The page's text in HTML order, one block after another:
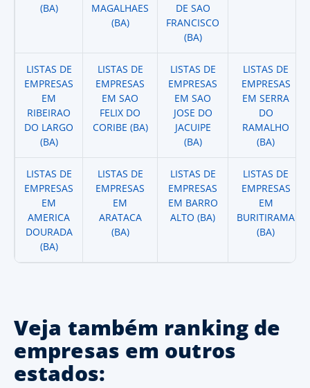
(BA)
MAGALHAES
(BA)
DE SAO
FRANCISCO
(BA)
LISTAS DE
EMPRESAS
EM
RIBEIRAO
DO LARGO
(BA)
LISTAS DE
EMPRESAS
EM SAO
FELIX DO
CORIBE (BA)
LISTAS DE
EMPRESAS
EM SAO
JOSE DO
JACUIPE
(BA)
LISTAS DE
EMPRESAS
EM SERRA
DO
RAMALHO
(BA)
LISTAS DE
EMPRESAS
EM
AMERICA
DOURADA
(BA)
LISTAS DE
EMPRESAS
EM
ARATACA
(BA)
LISTAS DE
EMPRESAS
EM BARRO
ALTO (BA)
LISTAS DE
EMPRESAS
EM
BURITIRAMA
(BA)
Veja também ranking de
empresas em outros
estados: